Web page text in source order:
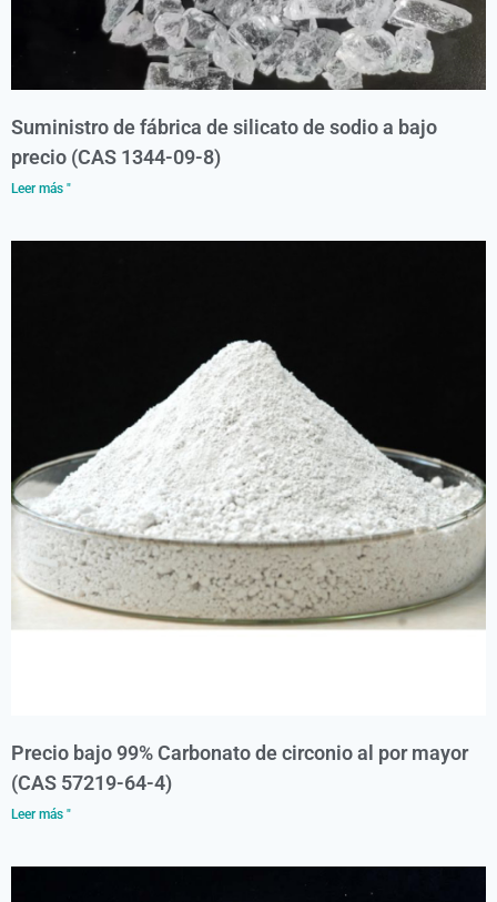
Suministro de fábrica de silicato de sodio a bajo
precio (CAS 1344-09-8)
Leer más "
Precio bajo 99% Carbonato de circonio al por mayor
(CAS 57219-64-4)
Leer más "